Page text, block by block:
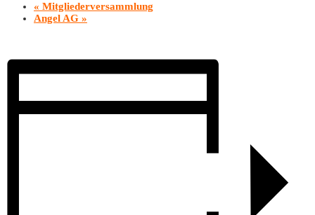
« Mitgliederversammlung
Angel AG »